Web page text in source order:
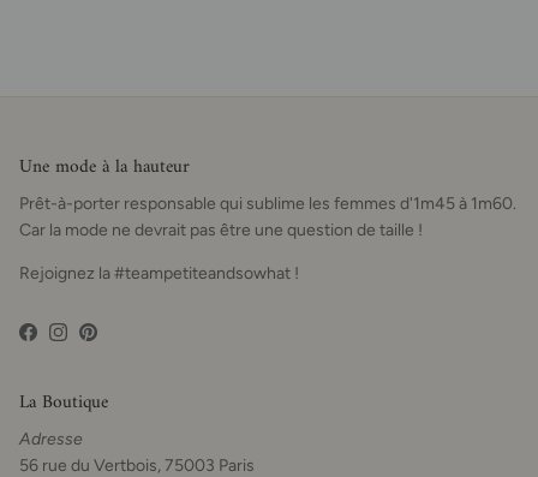
Une mode à la hauteur
Prêt-à-porter responsable qui sublime les femmes d'1m45 à 1m60.
Car la mode ne devrait pas être une question de taille !
Rejoignez la #teampetiteandsowhat !
Facebook
Instagram
Pinterest
La Boutique
Adresse
56 rue du Vertbois, 75003 Paris